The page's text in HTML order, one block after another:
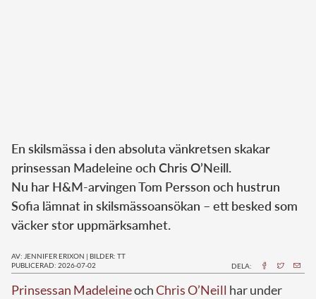
En skilsmässa i den absoluta vänkretsen skakar
prinsessan Madeleine och Chris O’Neill.
Nu har H&M-arvingen Tom Persson och hustrun
Sofia lämnat in skilsmässoansökan – ett besked som
väcker stor uppmärksamhet.
AV: JENNIFER ERIXON | BILDER: TT
PUBLICERAD: 2026-07-02
DELA:
Prinsessan MadeleineochChris O’Neill har under